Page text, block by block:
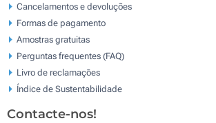
Cancelamentos e devoluções
Formas de pagamento
Amostras gratuitas
Perguntas frequentes (FAQ)
Livro de reclamaçōes
Índice de Sustentabilidade
Contacte-nos!